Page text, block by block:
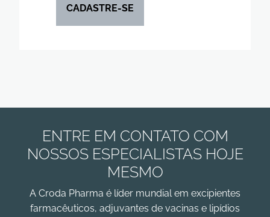
CADASTRE-SE
ENTRE EM CONTATO COM
NOSSOS ESPECIALISTAS HOJE
MESMO
A Croda Pharma é líder mundial em excipientes
farmacêuticos, adjuvantes de vacinas e lipídios